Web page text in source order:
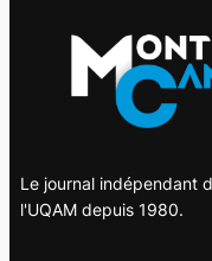
Le journal indépendant
l'UQAM depuis 1980.